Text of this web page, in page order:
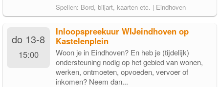
Spellen: Bord, biljart, kaarten etc. | Eindhoven
do 13-8
15:00
Inloopspreekuur WIJeindhoven op
Kastelenplein
Woon je in Eindhoven? En heb je (tijdelijk)
ondersteuning nodig op het gebied van wonen,
werken, ontmoeten, opvoeden, vervoer of
inkomen? Neem dan...